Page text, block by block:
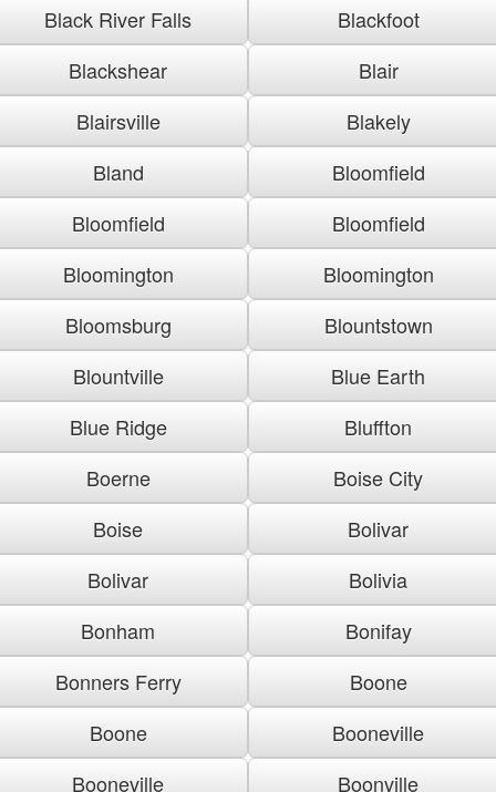
Black River Falls
Blackfoot
Blackshear
Blair
Blairsville
Blakely
Bland
Bloomfield
Bloomfield
Bloomfield
Bloomington
Bloomington
Bloomsburg
Blountstown
Blountville
Blue Earth
Blue Ridge
Bluffton
Boerne
Boise City
Boise
Bolivar
Bolivar
Bolivia
Bonham
Bonifay
Bonners Ferry
Boone
Boone
Booneville
Booneville
Boonville